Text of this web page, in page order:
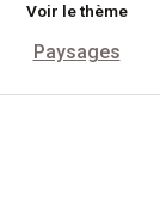
Voir le thème
Paysages